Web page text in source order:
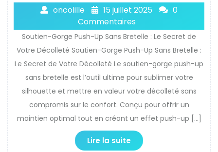
oncolille 15 juillet 2025
0
Commentaires
Soutien-Gorge Push-Up Sans Bretelle : Le Secret de
Votre Décolleté Soutien-Gorge Push-Up Sans Bretelle :
Le Secret de Votre Décolleté Le soutien-gorge push-up
sans bretelle est l’outil ultime pour sublimer votre
silhouette et mettre en valeur votre décolleté sans
compromis sur le confort. Conçu pour offrir un
maintien optimal tout en créant un effet push-up […]
Lire la suite